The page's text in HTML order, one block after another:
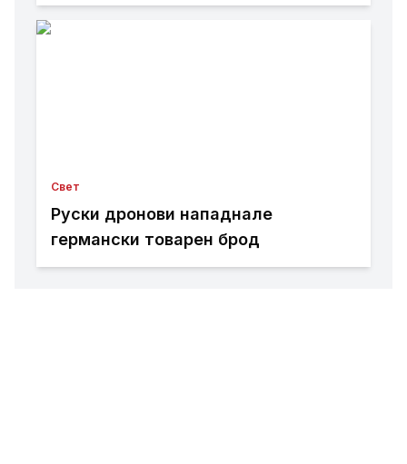
Свет
Руски дронови нападнале
германски товарен брод